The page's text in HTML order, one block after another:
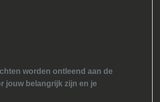
worden ontleend aan de
jouw belangrijk zijn en je